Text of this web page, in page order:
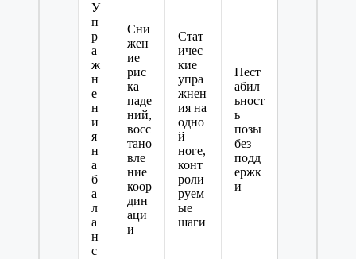
У
п
р
а
ж
н
е
н
и
я
н
а
б
а
л
а
н
с
Сни
жен
ие
рис
ка
паде
ний,
восс
тано
вле
ние
коор
дин
аци
и
Стат
ичес
кие
упра
жнен
ия на
одно
й
ноге,
конт
роли
руем
ые
шаги
Нест
абил
ьност
ь
позы
без
подд
ержк
и